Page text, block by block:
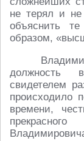
не терял и не
объяснить
образом,
должность
свидетелем
происходило
времени,